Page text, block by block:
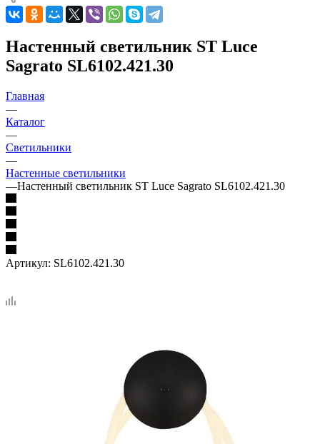
Настенный светильник ST Luce
Sagrato SL6102.421.30
Главная
—
Каталог
—
Светильники
—
Настенные светильники
—Настенный светильник ST Luce Sagrato SL6102.421.30
Артикул: SL6102.421.30